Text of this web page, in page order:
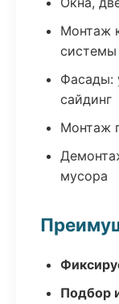
Монтаж
системы
Фасады:
сайдинг
Монтаж
мусора
Подбор